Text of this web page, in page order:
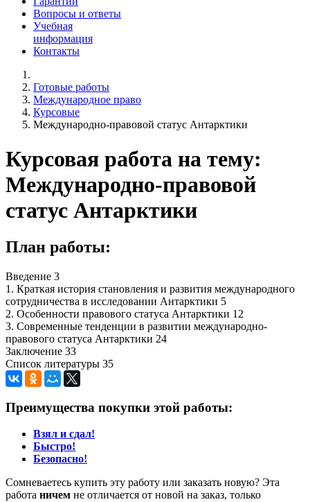
Вопросы и ответы
Учебная
информация
Контакты
Готовые работы
Международное право
Курсовые
Международно-правовой статус Антарктики
Курсовая работа на тему:
Международно-правовой
статус Антарктики
План работы:
Введение 3
1. Краткая история становления и развития международного
сотрудничества в исследовании Антарктики 5
2. Особенности правового статуса Антарктики 12
3. Современные тенденции в развитии международно-
правового статуса Антарктики 24
Заключение 33
Список литературы 35
Преимущества покупки этой работы:
Взял и сдал!
Быстро!
Безопасно!
Сомневаетесь купить эту работу или заказать новую? Эта
работа ничем не отличается от новой на заказ, только